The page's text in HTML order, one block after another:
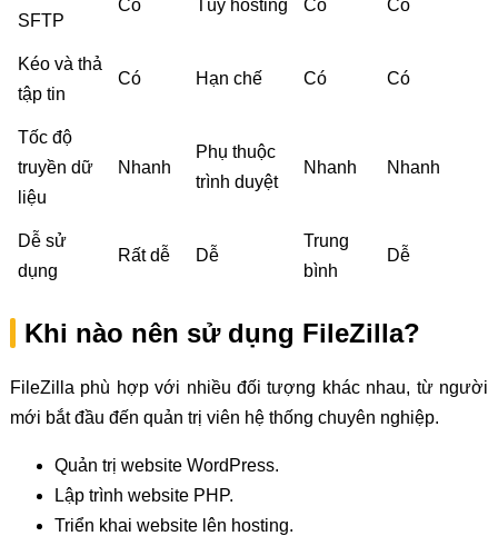
SFTP
Có Tùy hosting Có Có
Kéo và thả
tập tin
Có Hạn chế Có Có
Tốc độ
truyền dữ
liệu
Nhanh
Phụ thuộc
trình duyệt
Nhanh Nhanh
Dễ sử
dụng
Rất dễ Dễ
Trung
bình
Dễ
Khi nào nên sử dụng FileZilla?
FileZilla phù hợp với nhiều đối tượng khác nhau, từ người
mới bắt đầu đến quản trị viên hệ thống chuyên nghiệp.
Quản trị website WordPress.
Lập trình website PHP.
Triển khai website lên hosting.